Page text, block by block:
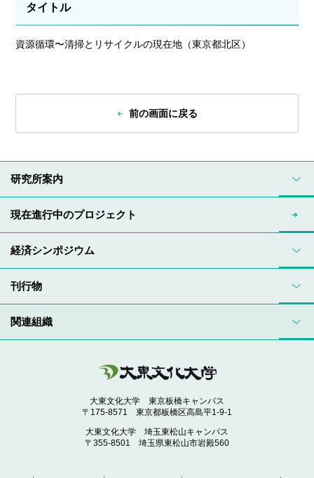
タイトル
資源循環〜清掃とリサイクルの現在地（東京都北区）
前の画面に戻る
関連組織
大東文化大学 東京板橋キャンパス
〒175-8571 東京都板橋区高島平1-9-1
大東文化大学 埼玉東松山キャンパス
〒355-8501 埼玉県東松山市岩殿560
研究所案内
現在進行中のプロジェクト
経済シンポジウム
刊行物